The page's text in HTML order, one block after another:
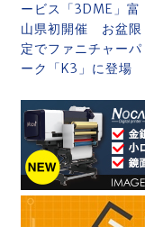
ービス「3DME」富
山県初開催 お盆限
定でファニチャーパ
ーク「K3」に登場